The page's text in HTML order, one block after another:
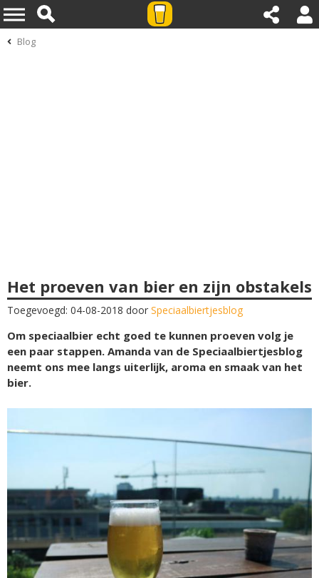
Blog
Het proeven van bier en zijn obstakels
Toegevoegd: 04-08-2018 door Speciaalbiertjesblog
Om speciaalbier echt goed te kunnen proeven volg je
een paar stappen. Amanda van de Speciaalbiertjesblog
neemt ons mee langs uiterlijk, aroma en smaak van het
bier.